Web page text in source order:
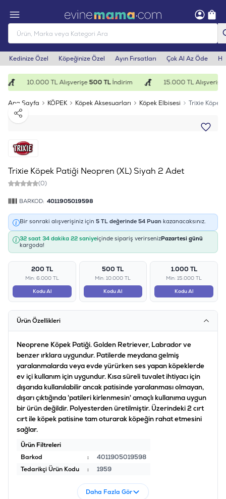
Kedinize Özel Köpeğinize Özel Ayın Fırsatları Çok Al Az Öde
10.000 TL Alışverişe500 TLİndirim 15.000 TL Alışverişe
Ana Sayfa KÖPEK Köpek Aksesuarları Köpek Elbisesi
Trixie
Paylaş
Trixie Köpek Patiği Neopren (XL) Siyah 2 Adet
(0)
BARKOD: 4011905019598
Bir sonraki alışverişiniz için 5 TL değerinde 54 Puan kazanacaksınız.
32 saat 34 dakika 22 saniyeiçinde sipariş verirsenizPazartesi günü
kargoda!
200 TL
Min: 6.000 TL
Kodu Al
500 TL
Min: 10.000 TL
Kodu Al
1.000 TL
Min: 15.000 TL
Kodu Al
Ürün Özellikleri
Neoprene Köpek Patiği. Golden Retriever, Labrador ve
benzer ırklara uygundur. Patilerde meydana gelmiş
yaralanmalarda veya evde yürürken ses yapan köpeklerde
ev içi kullanım için uygundur. Kısa süreli tuvalet ihtiyacı için
dışarıda kullanılabilir ancak patisinde yaralanması olmayan,
dışarı çıktığında 'patileri kirlenmesin' amaçlı kullanıma uygun
bir ürün değildir. Polyesterden üretilmiştir. Üzerindeki 2 cırt
cırt ile köpek patisine tam oturarak köpeğin rahat etmesini
sağlar.
Ürün Filtreleri
Barkod
:
4011905019598
Tedarikçi Ürün Kodu
: 1959
Daha Fazla Gör